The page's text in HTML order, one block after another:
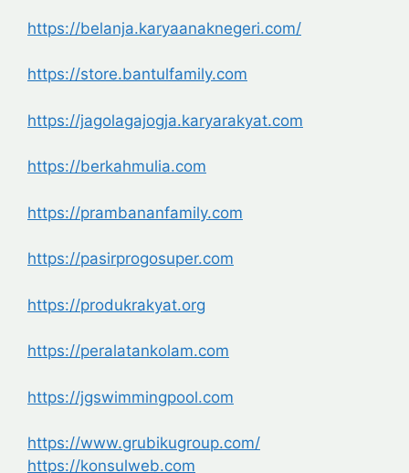
https://belanja.karyaanaknegeri.com/
https://store.bantulfamily.com
https://jagolagajogja.karyarakyat.com
https://berkahmulia.com
https://prambananfamily.com
https://pasirprogosuper.com
https://produkrakyat.org
https://peralatankolam.com
https://jgswimmingpool.com
https://www.grubikugroup.com/
https://konsulweb.com